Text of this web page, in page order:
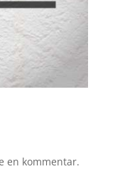
en kommentar.